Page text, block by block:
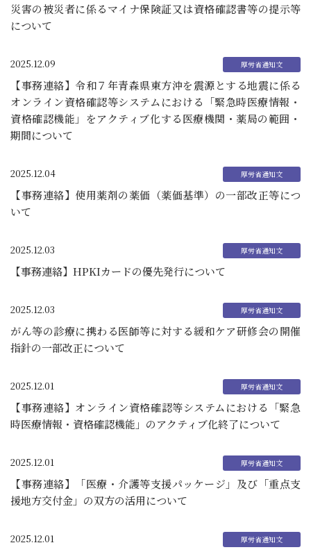
災害の被災者に係るマイナ保険証又は資格確認書等の提示等
について
2025.12.09
【事務連絡】令和７年青森県東方沖を震源とする地震に係る
オンライン資格確認等システムにおける「緊急時医療情報・
資格確認機能」をアクティブ化する医療機関・薬局の範囲・
期間について
2025.12.04
【事務連絡】使用薬剤の薬価（薬価基準）の一部改正等につ
いて
2025.12.03
【事務連絡】HPKIカードの優先発行について
2025.12.03
がん等の診療に携わる医師等に対する緩和ケア研修会の開催
指針の一部改正について
2025.12.01
【事務連絡】オンライン資格確認等システムにおける「緊急
時医療情報・資格確認機能」のアクティブ化終了について
2025.12.01
【事務連絡】「医療・介護等支援パッケージ」及び「重点支
援地方交付金」の双方の活用について
2025.12.01